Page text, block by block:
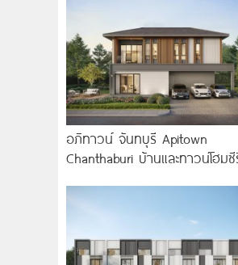
อภิทาวน์ จันทบุรี Apitown
Chanthaburi บ้านและทาวน์โฮมซี